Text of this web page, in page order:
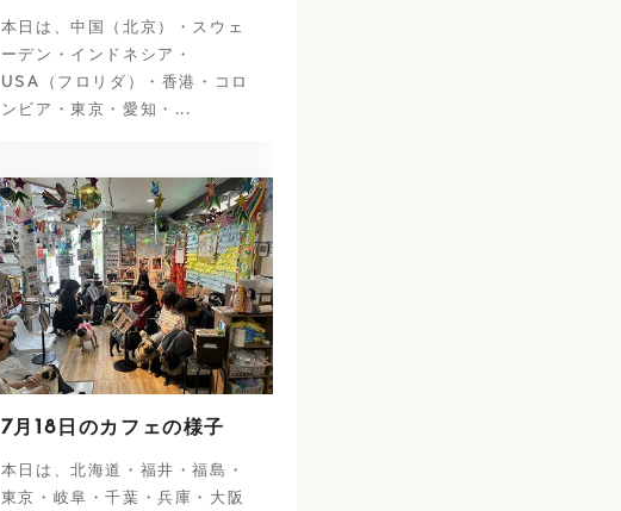
本日は、中国（北京）・スウェ
ーデン・インドネシア・
USA（フロリダ）・香港・コロ
ンビア・東京・愛知・...
7月18日のカフェの様子
本日は、北海道・福井・福島・
東京・岐阜・千葉・兵庫・大阪